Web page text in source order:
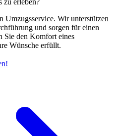
zu erleben?
Umzugsservice. Wir unterstützen
und sorgen für einen
Sie den Komfort eines
Wünsche erfüllt.